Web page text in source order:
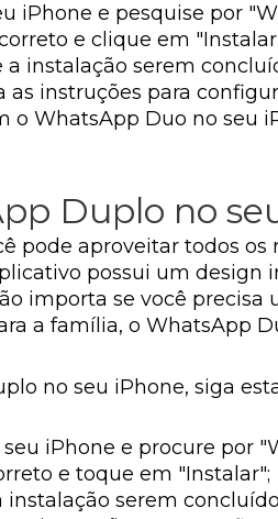
iPhone e pesquise por
e clique em
instalação serem
as instruções para
o WhatsApp Duo no seu
Duplo no
pode aproveitar todos
possui um
importa se você
a família, o WhatsApp
no seu iPhone, siga
iPhone e procure por
e toque em "Instalar";
instalação serem